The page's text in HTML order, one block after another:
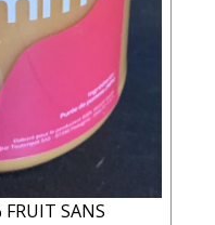
FRUIT SANS